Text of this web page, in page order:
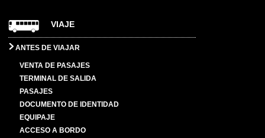
VIAJE
ANTES DE VIAJAR
VENTA DE PASAJES
TERMINAL DE SALIDA
PASAJES
DOCUMENTO DE IDENTIDAD
EQUIPAJE
ACCESO A BORDO